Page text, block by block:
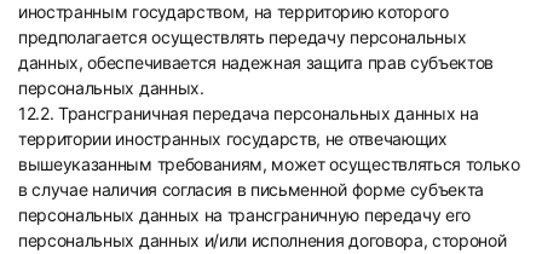
иностранным государством, на территорию которого
предполагается осуществлять передачу персональных
данных, обеспечивается надежная защита прав субъектов
персональных данных.
12.2. Трансграничная передача персональных данных на
территории иностранных государств, не отвечающих
вышеуказанным требованиям, может осуществляться только
в случае наличия согласия в письменной форме субъекта
персональных данных на трансграничную передачу его
персональных данных и/или исполнения договора, стороной